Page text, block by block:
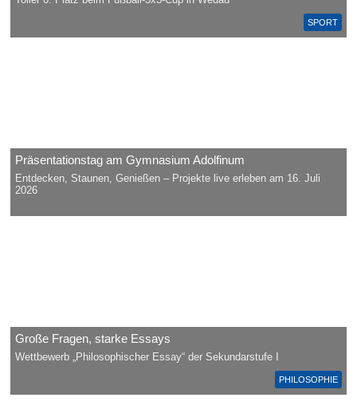
SPORT
Präsentationstag am Gymnasium Adolfinum
Entdecken, Staunen, Genießen – Projekte live erleben am 16. Juli
2026
PHILOSOPHIE
Große Fragen, starke Essays
Wettbewerb „Philosophischer Essay“ der Sekundarstufe I